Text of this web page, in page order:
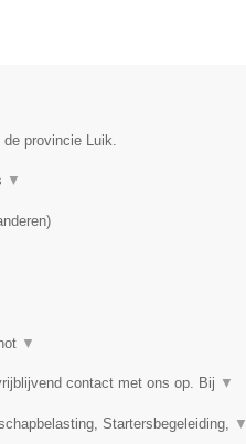
provincie Luik.
▼
)
▼
contact met ons op. Bij ▼
Startersbegeleiding, ▼